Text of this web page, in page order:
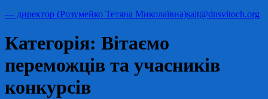
— директор (Розумейко Тетяна Миколаївна)sajt@dnsvitoch.org
Категорія: Вітаємо
переможців та учасників
конкурсів